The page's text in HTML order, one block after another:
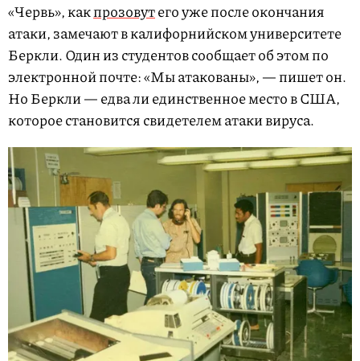
«Червь», какпрозовутего уже после окончания
атаки, замечают в калифорнийском университете
Беркли. Один из студентов сообщает об этом по
электронной почте: «Мы атакованы», — пишет он.
Но Беркли — едва ли единственное место в США,
которое становится свидетелем атаки вируса.